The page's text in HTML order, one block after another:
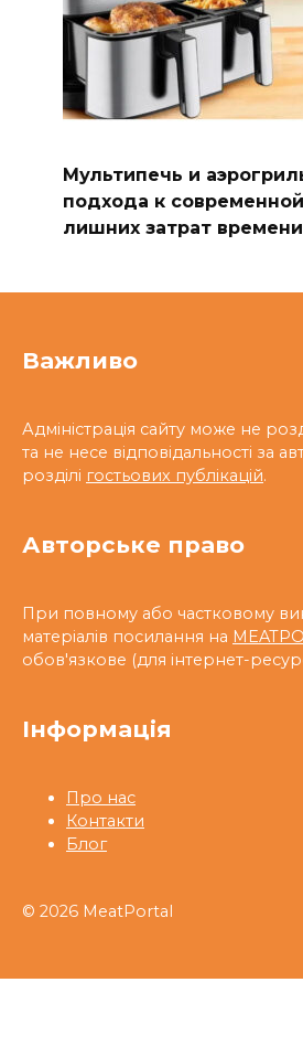
Мультипечь и
подхода к
лишних затрат времени
Важливо
Адміністрація сайту може не
та не несе відповідальності за
розділі гостьових публікацій.
Авторське право
При повному або частковому
матеріалів посилання на
обов'язкове (для інтернет-
Інформація
Про нас
Контакти
Блог
© 2026 MeatPortal